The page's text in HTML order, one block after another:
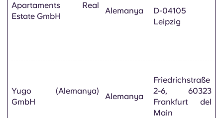
Apartaments Real
Estate GmbH
Alemanya
D-04105
Leipzig
Yugo (Alemanya)
GmbH
Alemanya
Friedrichstraße
2-6, 60323
Frankfurt del
Main